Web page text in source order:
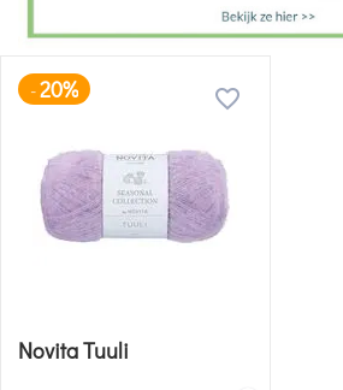
-20%
Novita Tuuli